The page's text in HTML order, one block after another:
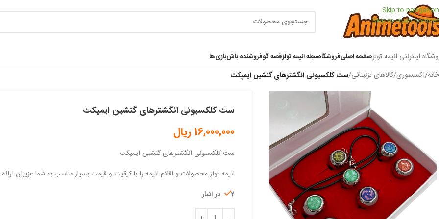
Skip to navigation
Skip to main content
اینترنتی انیمه تولزصفحه اصلیفروشگاهمجله انیمه تولزقصه گوفروشنده باشبازی‌ها
خانه/اکسسوری/کالاهای تزئیناتی/ست کلکسیونی انگشترهای گنشین ایمپکت
ست کلکسیونی انگشترهای گنشین ایمپکت
16,000,000 ریال
ست کلکسیونی انگشترهای گنشین ایمپکت
انیمه تولز محصولات و اقلام انیمه را با کیقیت و قیمت بسیار مناسب به شما عزیزان
2 در انبار